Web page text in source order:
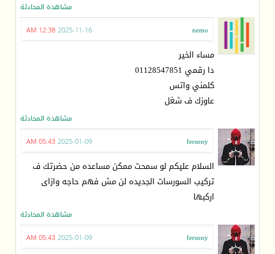
مشاهدة المحادثة
2025-11-16
12:38 AM nemo
مساء الخير
دا رقمي 01128547851
كلمني واتس
عاوزك ف شغل
مشاهدة المحادثة
2025-01-09
05:43 AM fersony
السلام عليكم لو سمحت ممكن مساعده من حضرتك ف
تركيب السورسات الجديده لن مش فهم حاجه وازاى
اركبها
مشاهدة المحادثة
2025-01-09
05:43 AM fersony